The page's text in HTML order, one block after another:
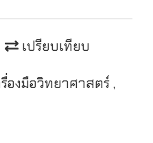
เปรียบเทียบ
องมือวิทยาศาสตร์ ,